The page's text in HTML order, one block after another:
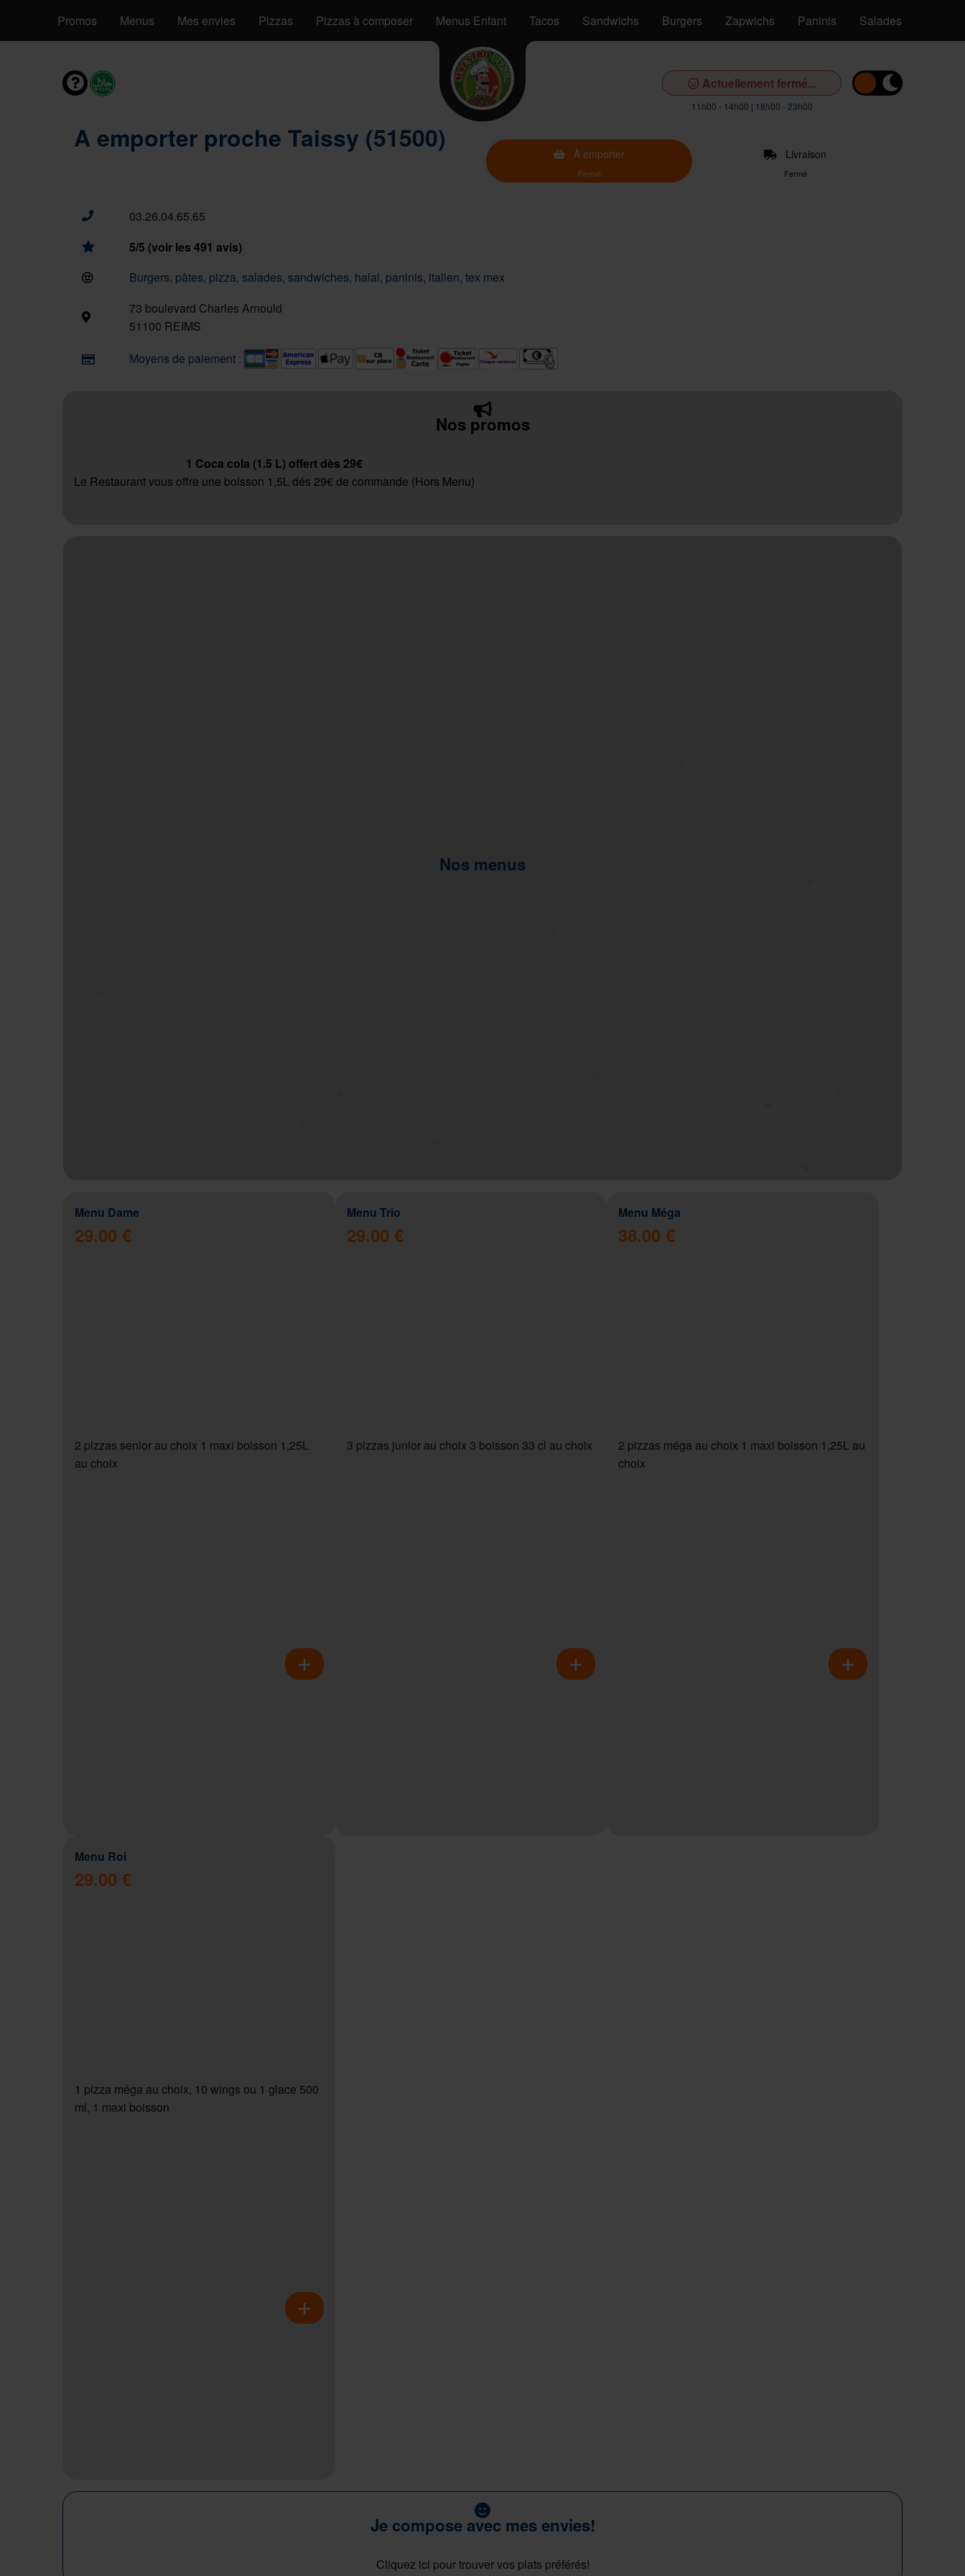
Promos Menus Mes envies Pizzas Pizzas à composer Menus Enfant Tacos Sandwichs Burgers Zapwichs Paninis Salades
Actuellement fermé...
11h00 - 14h00 | 18h00 - 23h00
A emporter proche Taissy (51500) À emporter
Fermé
Livraison
Fermé
03.26.04.65.65
5/5 (voir les 491 avis)
Burgers, pâtes, pizza, salades, sandwiches, halal, paninis, italien, tex mex
73 boulevard Charles Arnould
51100 REIMS
Moyens de paiement :
Nos promos
1 Coca cola (1.5 L) offert dès 29€
Le Restaurant vous offre une boisson 1,5L dés 29€ de commande (Hors Menu)
Nos menus
Menu Dame
29.00 €
2 pizzas senior au choix 1 maxi boisson 1,25L
au choix
Menu Trio
29.00 €
3 pizzas junior au choix 3 boisson 33 cl au choix
Menu Méga
38.00 €
2 pizzas méga au choix 1 maxi boisson 1,25L au
choix
Menu Roi
29.00 €
1 pizza méga au choix, 10 wings ou 1 glace 500
ml, 1 maxi boisson
Je compose avec mes envies!
Cliquez ici pour trouver vos plats préférés!